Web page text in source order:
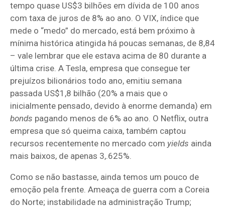
tempo quase US$3 bilhões em dívida de 100 anos
com taxa de juros de 8% ao ano. O VIX, índice que
mede o “medo” do mercado, está bem próximo à
mínima histórica atingida há poucas semanas, de 8,84
– vale lembrar que ele estava acima de 80 durante a
última crise. A Tesla, empresa que consegue ter
prejuízos bilionários todo ano, emitiu semana
passada US$1,8 bilhão (20% a mais que o
inicialmente pensado, devido à enorme demanda) em
bonds pagando menos de 6% ao ano. O Netflix, outra
empresa que só queima caixa, também captou
recursos recentemente no mercado com yields ainda
mais baixos, de apenas 3,.625%.
Como se não bastasse, ainda temos um pouco de
emoção pela frente. Ameaça de guerra com a Coreia
do Norte; instabilidade na administração Trump;